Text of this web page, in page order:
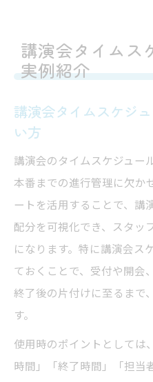
講演会タイムス
実例紹介
講演会タイムスケジ
い方
講演会のタイムスケジュー
本番までの進行管理に欠か
ートを活用することで、講
配分を可視化でき、スタッ
になります。特に講演会ス
ておくことで、受付や開会
終了後の片付けに至るまで
す。
使用時のポイントとしては
時間」「終了時間」「担当